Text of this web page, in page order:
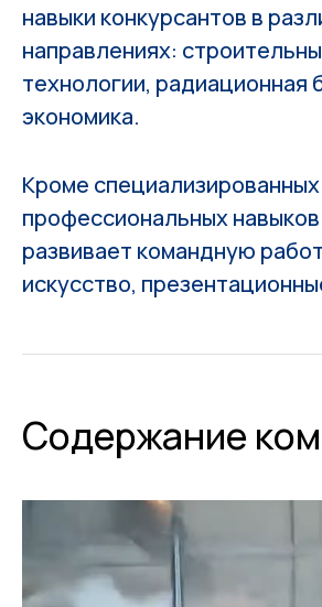
навыки конкурсантов в
направлениях:
технологии, радиационная
экономика.
Кроме специализированных
профессиональных
развивает командную
искусство,
Содержание